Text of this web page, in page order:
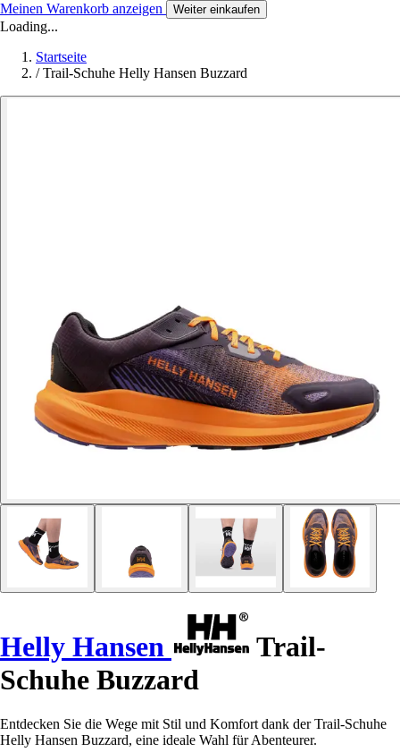
Meinen Warenkorb anzeigen Weiter einkaufen
Loading...
Startseite
/ Trail-Schuhe Helly Hansen Buzzard
Helly Hansen
Trail-
Schuhe Buzzard
Entdecken Sie die Wege mit Stil und Komfort dank der Trail-Schuhe
Helly Hansen Buzzard, eine ideale Wahl für Abenteurer.